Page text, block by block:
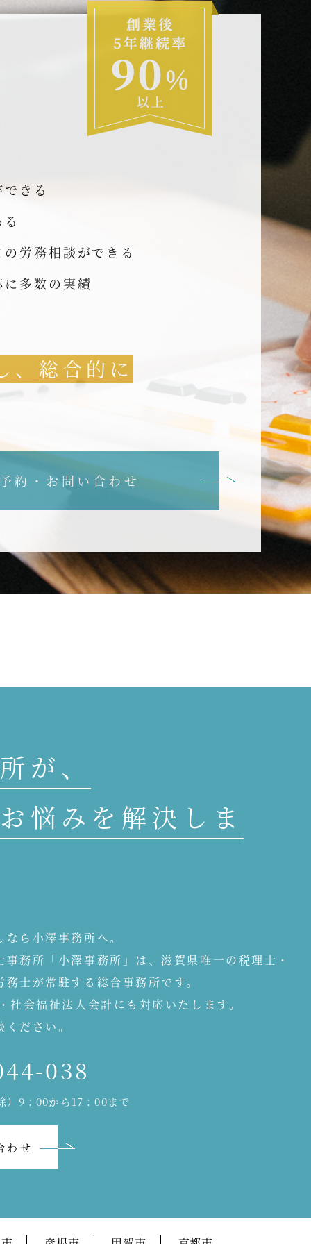
きる
労務相談ができる
多数の実績
、総合的に
約・お問い合わせ
が、
悩みを解決しま
ら小澤事務所へ。
務所「小澤事務所」は、滋賀県唯一の税理士・
士が常駐する総合事務所です。
社会福祉法人会計にも対応いたします。
ださい。
038
）9：00から17：00まで
わせ